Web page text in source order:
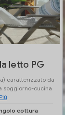
letto PG
caratterizzato da
soggiorno-cucina
Più
cottura